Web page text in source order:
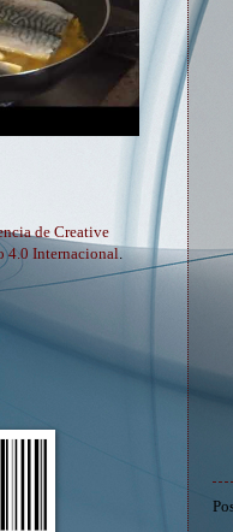
de Creative
4.0 Internacional.